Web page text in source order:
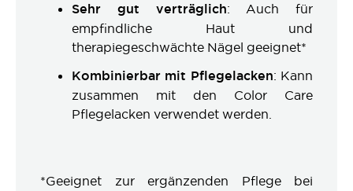
Sehr gut verträglich: Auch für
empfindliche Haut und
therapiegeschwächte Nägel geeignet*
Kombinierbar mit Pflegelacken: Kann
zusammen mit den Color Care
Pflegelacken verwendet werden.
*Geeignet zur ergänzenden Pflege bei